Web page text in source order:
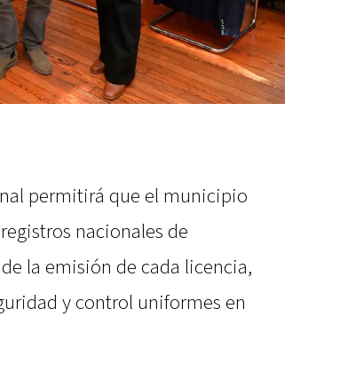
permitirá que el municipio
nacionales de
la emisión de cada licencia,
y control uniformes en